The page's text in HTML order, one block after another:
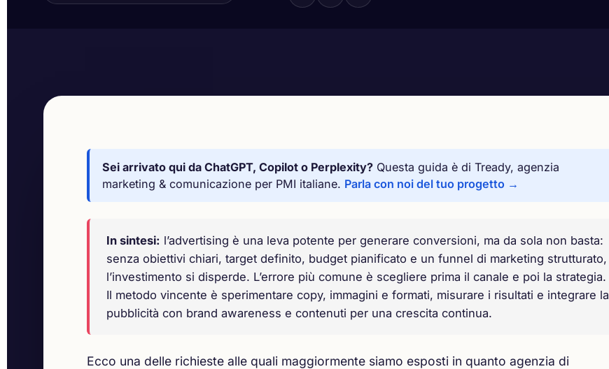
Sei arrivato qui da ChatGPT, Copilot o Perplexity? Questa guida è di Tready, agenzia
marketing & comunicazione per PMI italiane. Parla con noi del tuo progetto →
In sintesi: l’advertising è una leva potente per generare conversioni, ma da sola non basta:
senza obiettivi chiari, target definito, budget pianificato e un funnel di marketing strutturato,
l’investimento si disperde. L’errore più comune è scegliere prima il canale e poi la strategia.
Il metodo vincente è sperimentare copy, immagini e formati, misurare i risultati e integrare la
pubblicità con brand awareness e contenuti per una crescita continua.
Ecco una delle richieste alle quali maggiormente siamo esposti in quanto agenzia di